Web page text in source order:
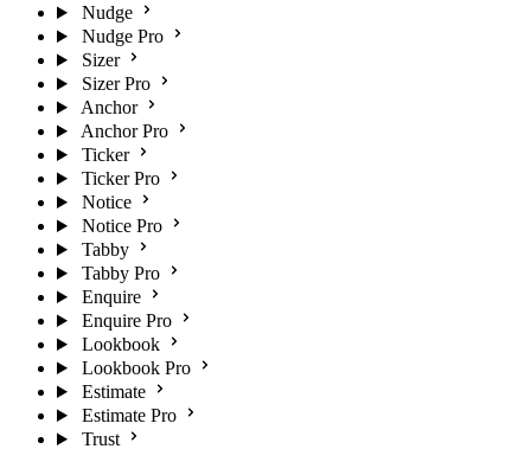
Nudge
Nudge Pro
Sizer
Sizer Pro
Anchor
Anchor Pro
Ticker
Ticker Pro
Notice
Notice Pro
Tabby
Tabby Pro
Enquire
Enquire Pro
Lookbook
Lookbook Pro
Estimate
Estimate Pro
Trust